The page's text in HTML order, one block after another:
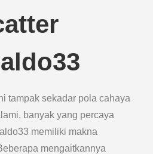
tampak sekadar pola cahaya
banyak yang percaya
memiliki makna
mengaitkannya